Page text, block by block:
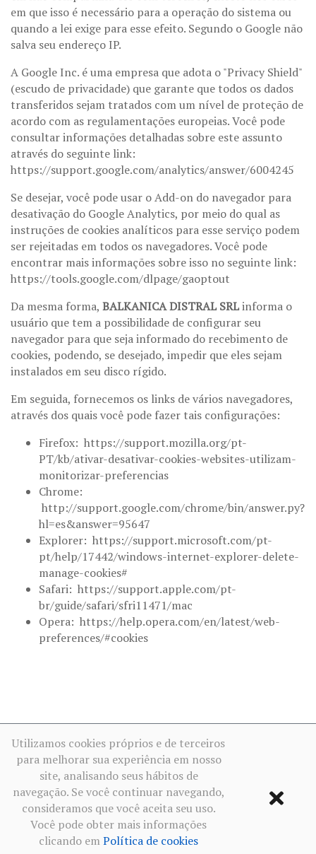
em que isso é necessário para a operação do sistema ou
quando a lei exige para esse efeito. Segundo o Google não
salva seu endereço IP.
A Google Inc. é uma empresa que adota o "Privacy Shield"
(escudo de privacidade) que garante que todos os dados
transferidos sejam tratados com um nível de proteção de
acordo com as regulamentações europeias. Você pode
consultar informações detalhadas sobre este assunto
através do seguinte link:
https://support.google.com/analytics/answer/6004245
Se desejar, você pode usar o Add-on do navegador para
desativação do Google Analytics, por meio do qual as
instruções de cookies analíticos para esse serviço podem
ser rejeitadas em todos os navegadores. Você pode
encontrar mais informações sobre isso no seguinte link:
https://tools.google.com/dlpage/gaoptout
Da mesma forma, BALKANICA DISTRAL SRLinforma o
usuário que tem a possibilidade de configurar seu
navegador para que seja informado do recebimento de
cookies, podendo, se desejado, impedir que eles sejam
instalados em seu disco rígido.
Em seguida, fornecemos os links de vários navegadores,
através dos quais você pode fazer tais configurações:
Firefox: https://support.mozilla.org/pt-
PT/kb/ativar-desativar-cookies-websites-utilizam-
monitorizar-preferencias
Chrome:
http://support.google.com/chrome/bin/answer.py?
hl=es&answer=95647
Explorer: https://support.microsoft.com/pt-
pt/help/17442/windows-internet-explorer-delete-
manage-cookies#
Safari: https://support.apple.com/pt-
br/guide/safari/sfri11471/mac
Opera: https://help.opera.com/en/latest/web-
preferences/#cookies
Utilizamos cookies próprios e de terceiros
para melhorar sua experiência em nosso
site, analisando seus hábitos de
navegação. Se você continuar navegando,
consideramos que você aceita seu uso.
Você pode obter mais informações
clicando emPolítica de cookies